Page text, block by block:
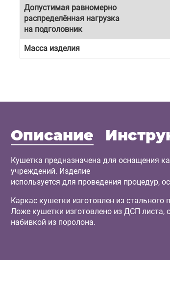
Допустимая равномерно
распределённая нагрузка
на подголовник
Масса изделия
Описание
Кушетка предназначена для оснащения
учреждений. Изделие
используется для проведения процедур,
Каркас кушетки изготовлен из
Ложе кушетки изготовлено из ДСП листа,
набивкой из поролона.